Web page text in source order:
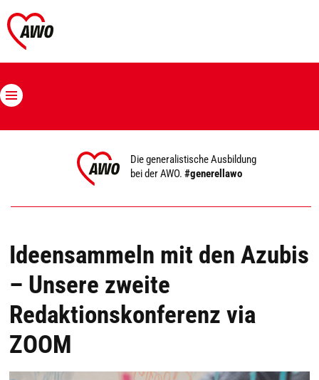
Die generalistische Ausbildung
bei der AWO.#generellawo
Ideensammeln mit den Azubis
– Unsere zweite
Redaktionskonferenz via
ZOOM